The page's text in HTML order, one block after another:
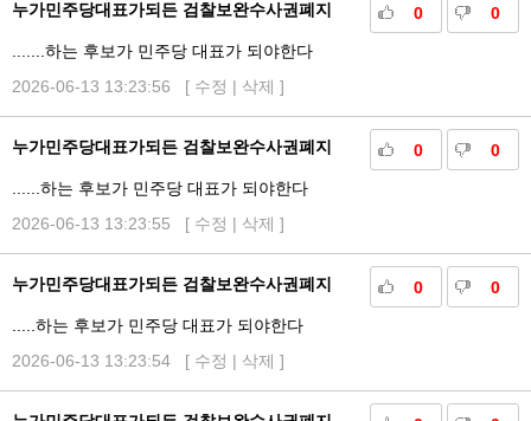
0 0
누가민주당대표가되든 검찰보완수사권폐지
.......하는 후보가 민주당 대표가 되야한다
2026-06-13 13:23:56 [ 수정 | 삭제 ]
0 0
누가민주당대표가되든 검찰보완수사권폐지
......하는 후보가 민주당 대표가 되야한다
2026-06-13 13:23:55 [ 수정 | 삭제 ]
0 0
누가민주당대표가되든 검찰보완수사권폐지
.....하는 후보가 민주당 대표가 되야한다
2026-06-13 13:23:54 [ 수정 | 삭제 ]